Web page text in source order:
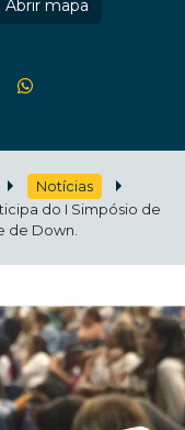
Abrir mapa
Notícias
do I Simpósio de
de Down.